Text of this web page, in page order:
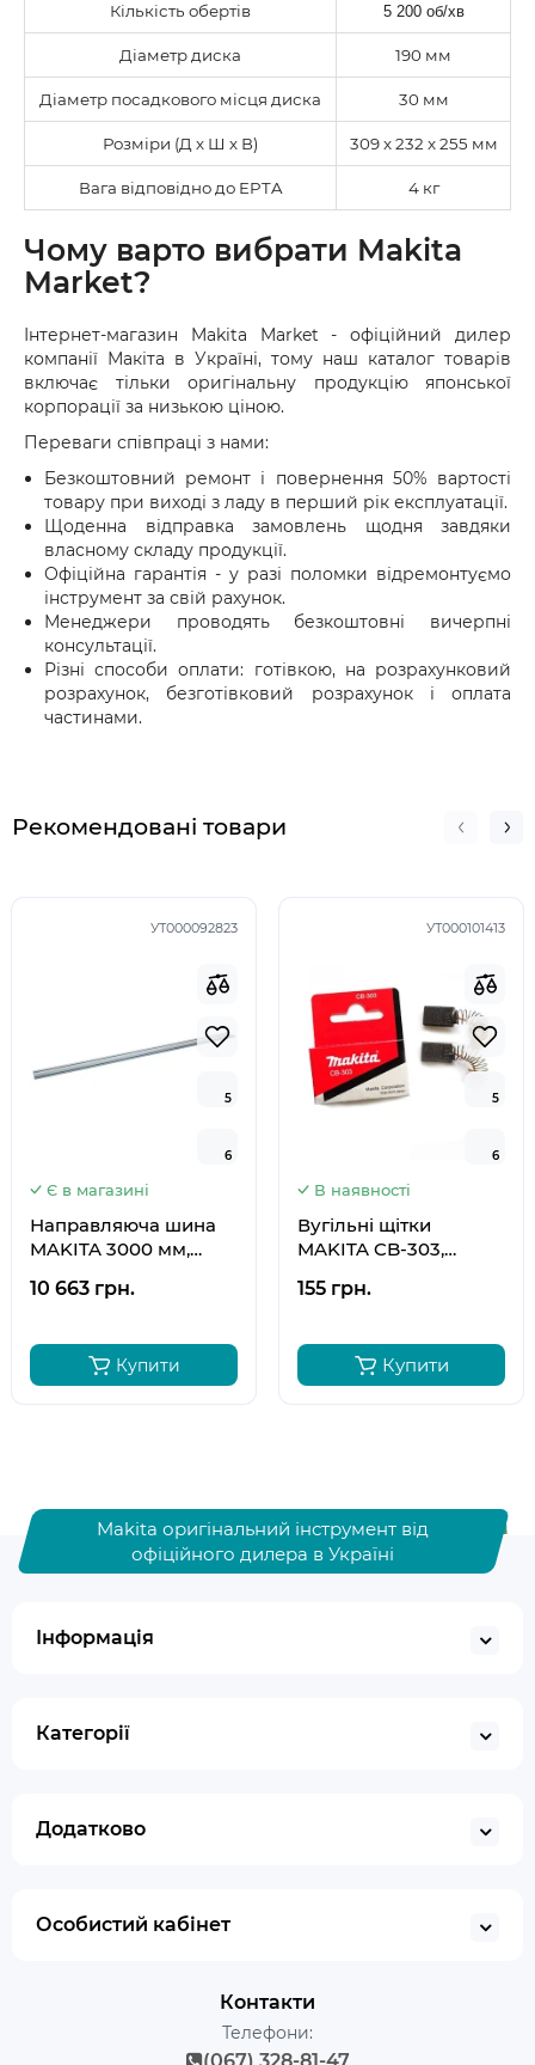
Кількість обертів 5 200 об/хв
Діаметр диска 190 мм
Діаметр посадкового місця диска 30 мм
Розміри (Д х Ш х В) 309 x 232 x 255 мм
Вага відповідно до EPTA 4 кг
Чому варто вибрати Makita
Market?
Інтернет-магазин Makita Market - офіційний дилер
компанії Макіта в Україні, тому наш каталог товарів
включає тільки оригінальну продукцію японської
корпорації за низькою ціною.
Переваги співпраці з нами:
Безкоштовний ремонт і повернення 50% вартості
товару при виході з ладу в перший рік експлуатації.
Щоденна відправка замовлень щодня завдяки
власному складу продукції.
Офіційна гарантія - у разі поломки відремонтуємо
інструмент за свій рахунок.
Менеджери проводять безкоштовні вичерпні
консультації.
Різні способи оплати: готівкою, на розрахунковий
розрахунок, безготівковий розрахунок і оплата
частинами.
Рекомендовані товари
УТ000092823
5
6
5
6
Є в магазині
Направляюча шина
MAKITA 3000 мм,
10 663 грн.
Купити
УТ000101413
5
6
5
6
В наявності
Вугільні щітки
MAKITA CB-303,
155 грн.
Купити
Makita оригінальний інструмент від
офіційного дилера в Україні
Інформація
Категорії
Додатково
Особистий кабінет
Контакти
Телефони: